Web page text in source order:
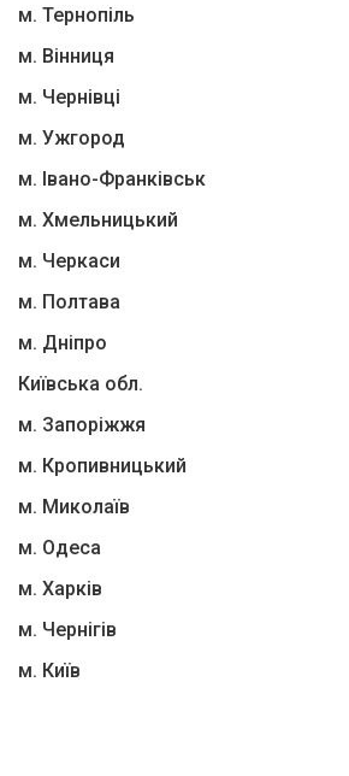
м. Тернопіль
м. Вінниця
м. Чернівці
м. Ужгород
м. Івано-Франківськ
м. Хмельницький
м. Черкаси
м. Полтава
м. Дніпро
Київська обл.
м. Запоріжжя
м. Кропивницький
м. Миколаїв
м. Одеса
м. Харків
м. Чернігів
м. Київ